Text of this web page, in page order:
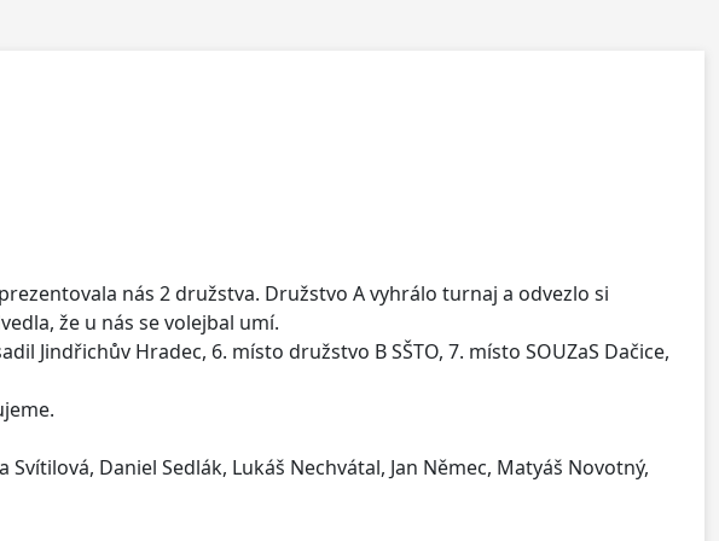
nás 2 družstva. Družstvo A vyhrálo turnaj a odvezlo si
že u nás se volejbal umí.
Jindřichův Hradec, 6. místo družstvo B SŠTO, 7. místo SOUZaS Dačice,
Daniel Sedlák, Lukáš Nechvátal, Jan Němec, Matyáš Novotný,